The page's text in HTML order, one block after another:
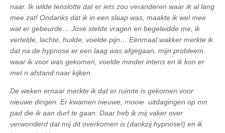
naar. Ik wilde tenslotte dat er iets zou veranderen waar ik al lang
mee zat! Ondanks dat ik in een slaap was, maakte ik wel mee
wat er gebeurde… José stelde vragen en begeleidde me, ik
vertelde, lachte, huilde, voelde pijn… Eénmaal wakker merkte ik
dat na de hypnose er een laag was afgegaan, mijn probleem
waar ik voor was gekomen, voelde minder intens en ik kon er
met n afstand naar kijken.
De weken ernaar merkte ik dat er ruimte is gekomen voor
nieuwe dingen. Er kwamen nieuwe, mooie uitdagingen op mn
pad die ik aan durf te gaan. Daar heb ik mij vaker over
verwonderd dat mij dit overkomen is (dankzij hypnose!) en ik